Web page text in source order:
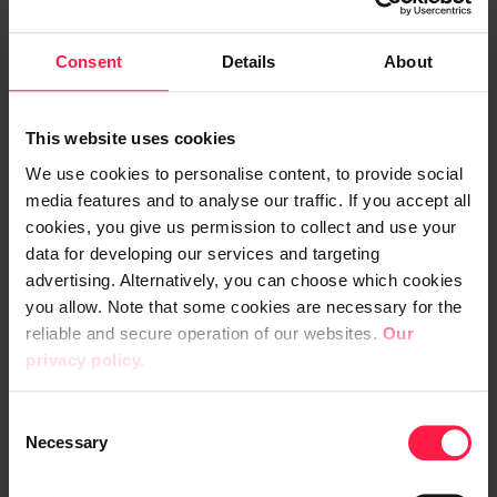
Consent Details About
This website uses cookies
We use cookies to personalise content, to provide social
media features and to analyse our traffic. If you accept all
cookies, you give us permission to collect and use your
data for developing our services and targeting
advertising. Alternatively, you can choose which cookies
you allow. Note that some cookies are necessary for the
reliable and secure operation of our websites. Our
privacy policy.
Necessary
Gemini Enterprise in action
Kiinnostus Google Gemini Enterprisea (aiemmin
tunnettu nimellä Agentspace) kohtaan on ollut